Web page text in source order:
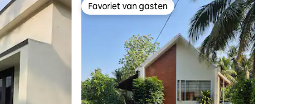
Favoriet van gasten
Favoriet van gasten